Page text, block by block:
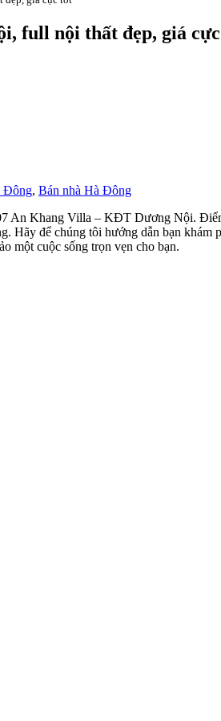
full nội thất đẹp, giá
Đông, Bán nhà Hà Đông
Khang Villa – KĐT Dương Nội.
Hãy để chúng tôi hướng dẫn bạn
một cuộc sống trọn vẹn cho bạn.